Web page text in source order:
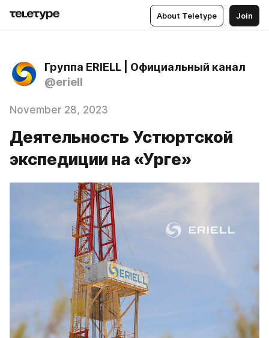
About Teletype Join
Группа ERIELL | Официальный канал
@eriell
November 28, 2023
Деятельность Устюртской
экспедиции на «Урге»